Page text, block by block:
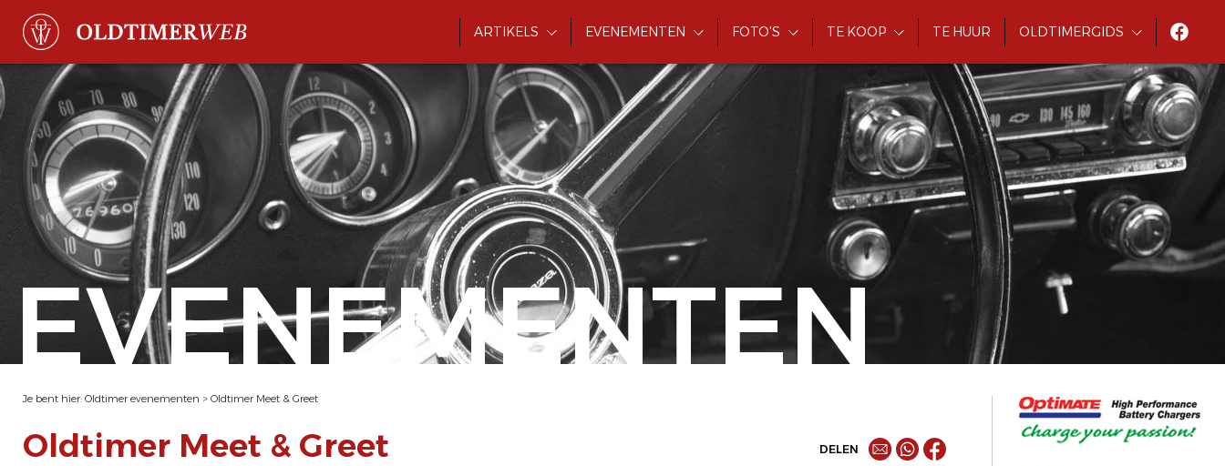
ARTIKELS EVENEMENTEN FOTO'S TE KOOP TE HUUR OLDTIMERGIDS
EVENEMENTEN
Je bent hier: Oldtimer evenementen > Oldtimer Meet & Greet
Oldtimer Meet & Greet DELEN